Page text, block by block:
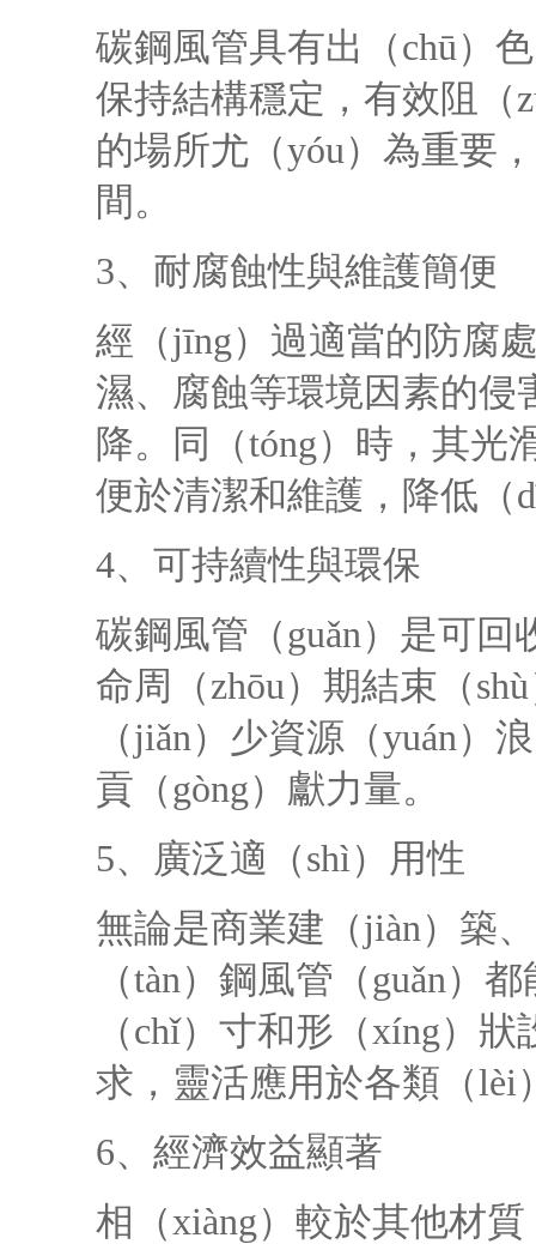
碳鋼風管具有出（chū）
保持結構穩定，有效阻（
的場所尤（yóu）為重要
間。
3、耐腐蝕性與維護簡便
經（jīng）過適當的防腐
濕、腐蝕等環境因素的侵
降。同（tóng）時，其光
便於清潔和維護，降低（
4、可持續性與環保
碳鋼風管（guǎn）是可
命周（zhōu）期結束（
（jiǎn）少資源（yuán）
貢（gòng）獻力量。
5、廣泛適（shì）用性
無論是商業建（jiàn）築
（tàn）鋼風管（guǎn）
（chǐ）寸和形（xíng）
求，靈活應用於各類（lèi
6、經濟效益顯著
相（xiàng）較於其他材